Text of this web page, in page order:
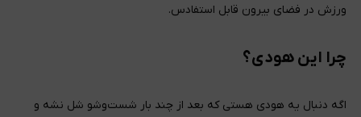
ورزش در فضای بیرون قابل استفادس.
چرا این هودی؟
اگه دنبال یه هودی هستی که بعد از چند بار شست‌وشو شل نشه و